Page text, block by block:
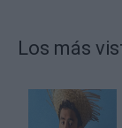
Los más